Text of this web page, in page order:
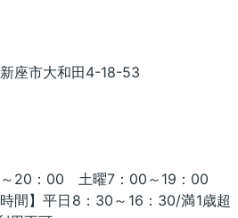
座市大和田4-18-53
～20：00 土曜7：00～19：00
間】平日8：30～16：30/満1歳超